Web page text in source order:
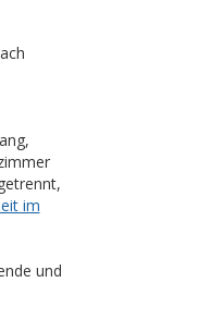
im
und